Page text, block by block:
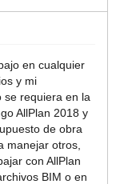
en cualquier
y mi
se requiera en la
AllPlan 2018 y
de obra
manejar otros,
con AllPlan
BIM o en